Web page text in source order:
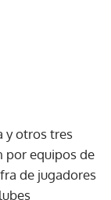
y otros tres
por equipos de
de jugadores